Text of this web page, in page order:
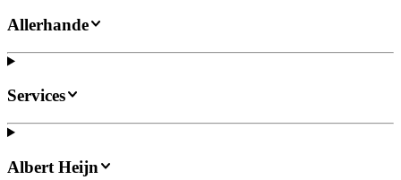
Allerhande
Services
Albert Heijn